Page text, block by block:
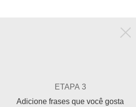
ETAPA 3
Adicione frases que você gosta